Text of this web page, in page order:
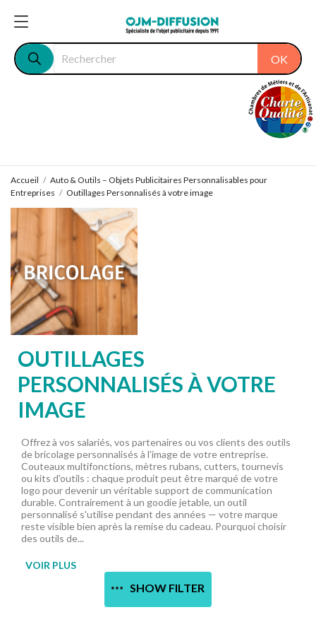
OK
Accueil
Auto & Outils – Objets Publicitaires Personnalisables pour
Entreprises
Outillages Personnalisés à votre image
OUTILLAGES
PERSONNALISÉS À VOTRE
IMAGE
Offrez à vos salariés, vos partenaires ou vos clients des outils
de bricolage personnalisés à l'image de votre entreprise.
Couteaux multifonctions, mètres rubans, cutters, tournevis
ou kits d'outils : chaque produit peut être marqué de votre
logo pour devenir un véritable support de communication
durable. Contrairement à un goodie jetable, un outil
personnalisé s'utilise pendant des années — votre marque
reste visible bien après la remise du cadeau. Pourquoi choisir
des outils de...
VOIR PLUS
SHOW FILTER